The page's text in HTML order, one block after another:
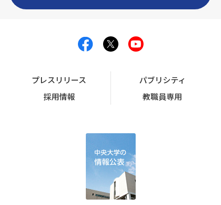
プレスリリース
パブリシティ
採用情報
教職員専用